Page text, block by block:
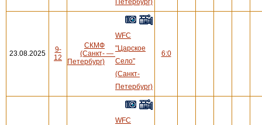
23.08.2025
9-
12
СКМФ
(Санкт-
Петербург)
—
WFC
"Царское
Село"
(Санкт-
Петербург)
6:0
WFC